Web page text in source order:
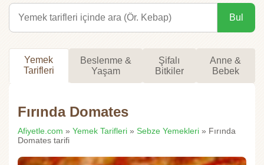
Bul
Yemek
Tarifleri
Beslenme &
Yaşam
Şifalı
Bitkiler
Anne &
Bebek
Fırında Domates
Afiyetle.com » Yemek Tarifleri » Sebze Yemekleri » Fırında
Domates tarifi